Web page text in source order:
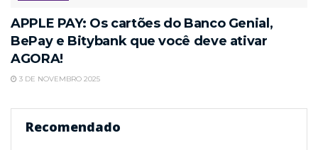
APPLE PAY: Os cartões do Banco Genial,
BePay e Bitybank que você deve ativar
AGORA!
3 DE NOVEMBRO 2025
Recomendado